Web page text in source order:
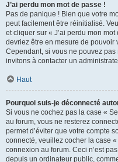
J’ai perdu mon mot de passe !
Pas de panique ! Bien que votre
peut facilement être réinitialisé.
et cliquer sur « J’ai perdu mon
devriez être en mesure de
Cependant, si vous ne pouvez
invitons à contacter un
Haut
Pourquoi suis-je déconnecté
Si vous ne cochez pas la case «
au forum, vous ne resterez
permet d’éviter que votre compte
connecté, veuillez cocher la case
connexion au forum. Ceci n’est
depuis un ordinateur public,